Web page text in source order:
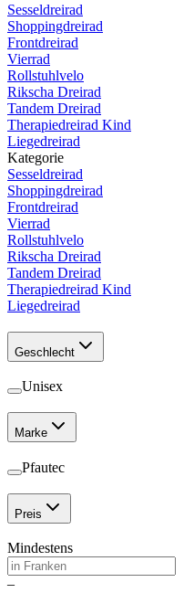
Sesseldreirad
Shoppingdreirad
Frontdreirad
Vierrad
Rollstuhlvelo
Rikscha Dreirad
Tandem Dreirad
Therapiedreirad Kind
Liegedreirad
Kategorie
Sesseldreirad
Shoppingdreirad
Frontdreirad
Vierrad
Rollstuhlvelo
Rikscha Dreirad
Tandem Dreirad
Therapiedreirad Kind
Liegedreirad
Geschlecht
Unisex
Marke
Pfautec
Preis
Mindestens
–